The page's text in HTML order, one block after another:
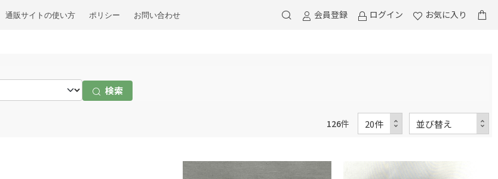
通販サイトの使い方 ポリシー お問い合わせ 会員登録 ログイン お気に入り
検索
126件